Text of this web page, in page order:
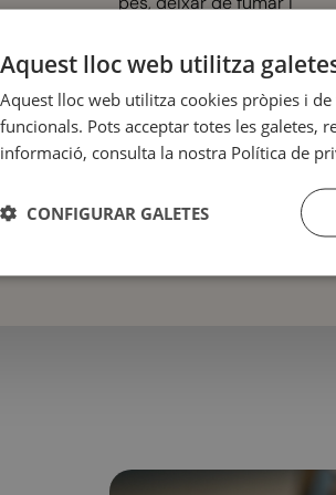
desencadenants.
Aquest lloc web utilitza
Aquest lloc web utilitza cookies pròpies i
funcionals. Pots acceptar totes les galetes,
informació, consulta la nostra Política de
CONFIGURAR GALETES